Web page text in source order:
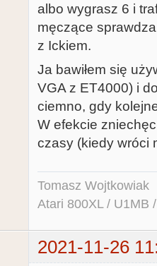
albo wygrasz 6 i
męczące
z Ickiem.
Ja bawiłem się
VGA z ET4000) i
ciemno, gdy
W efekcie
czasy (kiedy wróci
Tomasz Wojtkowiak
Atari 800XL / U1MB
2021-11-26